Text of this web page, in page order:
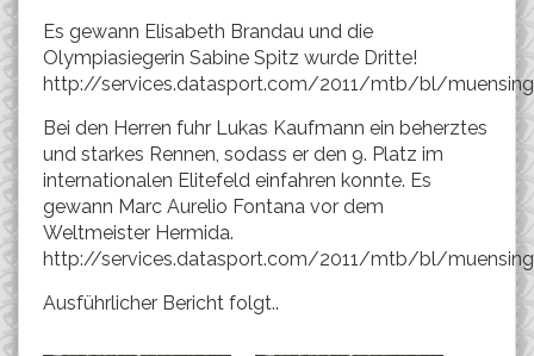
Es gewann Elisabeth Brandau und die
Olympiasiegerin Sabine Spitz wurde Dritte!
http://services.datasport.com/2011/mtb/bl/
Bei den Herren fuhr Lukas Kaufmann ein beherztes
und starkes Rennen, sodass er den 9. Platz im
internationalen Elitefeld einfahren konnte. Es
gewann Marc Aurelio Fontana vor dem
Weltmeister Hermida.
http://services.datasport.com/2011/mtb/bl/
Ausführlicher Bericht folgt..